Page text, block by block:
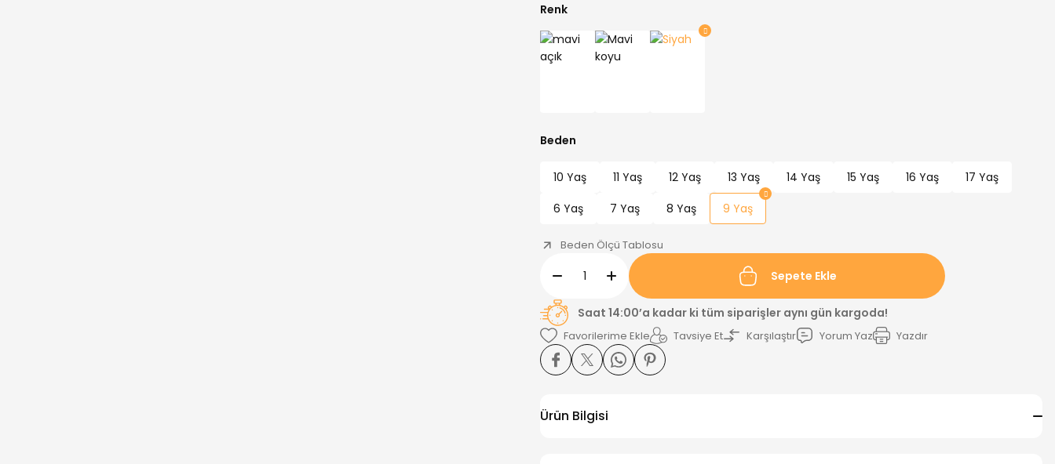
Renk
Beden
10 Yaş 11 Yaş 12 Yaş 13 Yaş 14 Yaş 15 Yaş 16 Yaş
17 Yaş
6 Yaş
7 Yaş 8 Yaş 9 Yaş
Beden Ölçü Tablosu
Sepete Ekle
Saat 14:00’a kadar ki tüm siparişler aynı gün kargoda!
Tavsiye Et Karşılaştır Yorum Yaz Yazdır
Ürün Bilgisi